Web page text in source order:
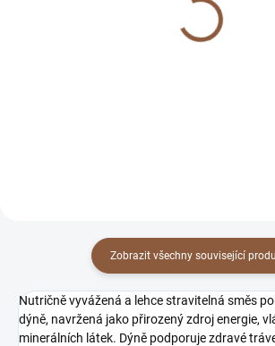
Zobrazit všechny související
Nutričně vyvážená a lehce stravitelná směs
dýně, navržená jako přirozený zdroj energie,
minerálních látek. Dýně podporuje zdravé